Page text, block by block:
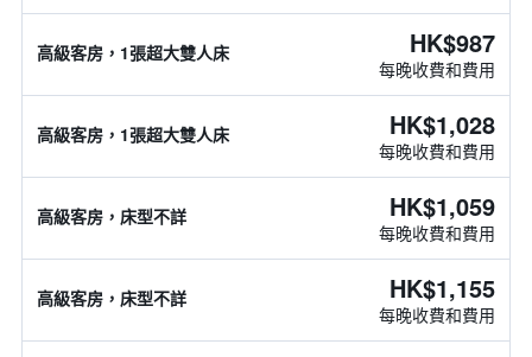
高級客房，1張超大雙人床 HK$987
每晚收費和費用
高級客房，1張超大雙人床 HK$1,028
每晚收費和費用
高級客房，床型不詳 HK$1,059
每晚收費和費用
高級客房，床型不詳 HK$1,155
每晚收費和費用